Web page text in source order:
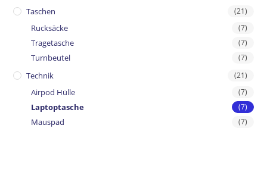
Taschen (21)
Rucksäcke (7)
Tragetasche (7)
Turnbeutel (7)
Technik (21)
Airpod Hülle (7)
Laptoptasche (7)
Mauspad (7)